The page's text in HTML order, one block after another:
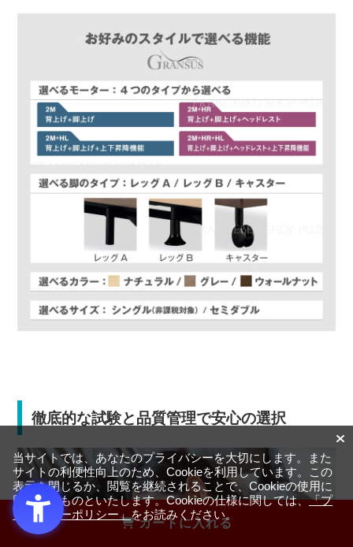
カートに入れる
徹底的な試験と品質管理で安心の選択
当サイトでは、あなたのプライバシーを大切にします。また
サイトの利便性向上のため、Cookieを利用しています。この
表示を閉じるか、閲覧を継続されることで、Cookieの使用に
同意するものといたします。Cookieの仕様に関しては、「プ
ライバシーポリシー」をお読みください。